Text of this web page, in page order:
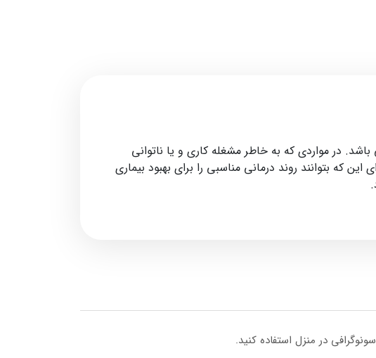
در مواردی که به خاطر مشغله کاری و یا ناتوانی
که بتوانند روند درمانی مناسبی را برای بهبود بیماری
در منزل استفاده کنید.